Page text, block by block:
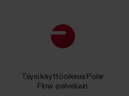
Täysi käyttöoikeus Polar
Flow ‑palveluun